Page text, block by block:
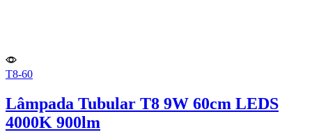
T8-60
Lâmpada Tubular T8 9W 60cm LEDS
4000K 900lm